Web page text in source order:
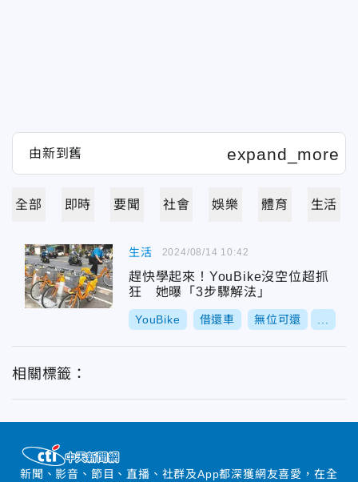
全部 即時 要聞 社會 娛樂 體育 生活
生活
趕快學起來！YouBike沒空位超抓
狂 她曝「3步驟解法」
YouBike 借還車 無位可還
2024/08/14 10:42
相關標籤：
新聞、影音、節目、直播、社群及App都深獲網友喜愛，在全